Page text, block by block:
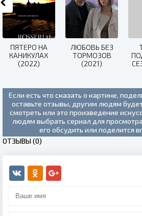
ПЯТЕРО НА
КАНИКУЛАХ
(2022)
ЛЮБОВЬ БЕЗ
ТОРМОЗОВ
(2021)
Если есть что сказать о картине,
оставьте отзывы, другим людям
смотреть или это произведение
людям выбрать сериал для
его обсудить или поделится
ОТЗЫВЫ (0)